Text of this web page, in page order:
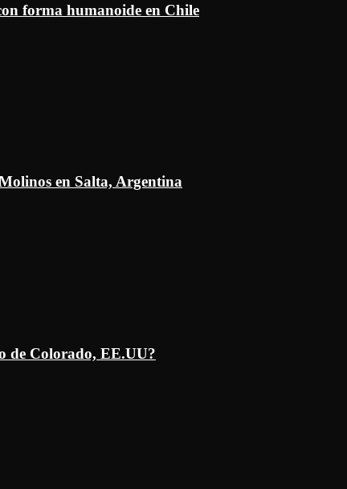
forma humanoide en Chile
en Salta, Argentina
de Colorado, EE.UU?